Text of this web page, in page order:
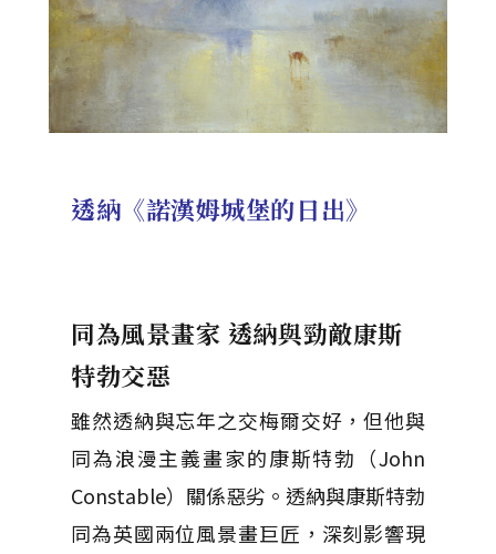
透納《諾漢姆城堡的日出》
同為風景畫家 透納與勁敵康斯
特勃交惡
雖然透納與忘年之交梅爾交好，但他與
同為浪漫主義畫家的康斯特勃（John
Constable）關係惡劣。透納與康斯特勃
同為英國兩位風景畫巨匠，深刻影響現